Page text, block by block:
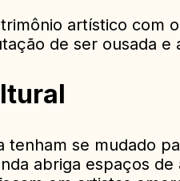
artístico com
de ser ousada e
tenham se mudado
abriga espaços